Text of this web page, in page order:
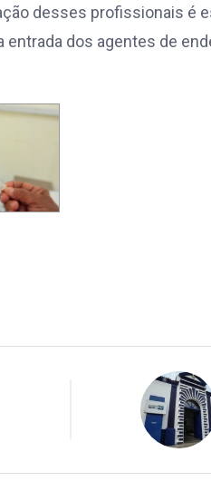
desses profissionais é
dos agentes de